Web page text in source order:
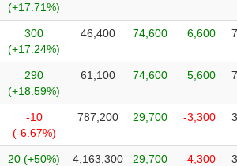
(+17.71%)
300
(+17.24%)
46,400 74,600 6,600
290
(+18.59%)
61,100 74,600 5,600
-10
(-6.67%)
787,200 29,700 -3,300
20 (+50%) 4,163,300 29,700 -4,300